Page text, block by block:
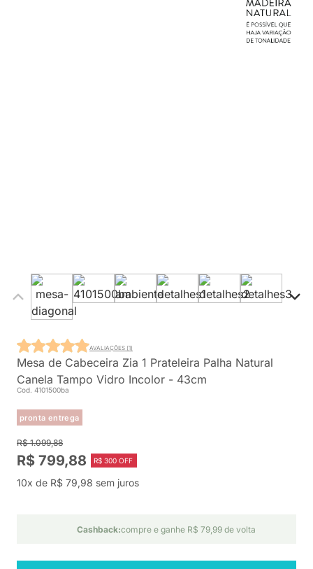
Mesa de Cabeceira Zia 1 Prateleira Palha Natural
Canela Tampo Vidro Incolor - 43cm
Cod. 4101500ba
pronta entrega
AVALIAÇÕES (1)
R$ 1.099,88
R$ 799,88 R$ 300 OFF
10x de R$ 79,98 sem juros
Cashback:compre e ganhe R$ 79,99 de volta